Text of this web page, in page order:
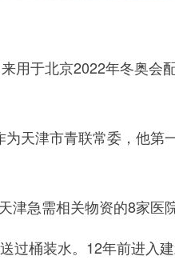
于北京2022年冬奥会
天津市青联常委，他第
急需相关物资的8家医院
桶装水。12年前进入